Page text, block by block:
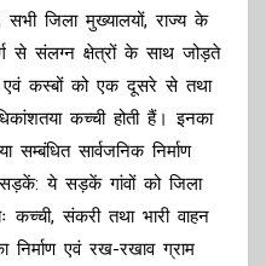
जिला मुख्यालयों, राज्य के
से संलग्न क्षेत्रों के साथ जोड़ते
कस्बों को एक दूसरे से तथा
कच्ची होती हैं। इनका
सम्बंधित सार्वजनिक निर्माण
सड़कें: ये सड़कें गांवों को जिला
संकरी तथा भारी वाहन
निर्माण एवं रख-रखाव ग्राम